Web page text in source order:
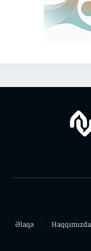
Əlaqə
Haqqımızda